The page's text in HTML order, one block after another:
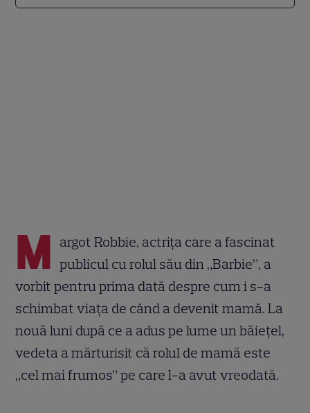
M argot Robbie, actrița care a fascinat
publicul cu rolul său din „Barbie”, a
vorbit pentru prima dată despre cum i s-a
schimbat viața de când a devenit mamă. La
nouă luni după ce a adus pe lume un băiețel,
vedeta a mărturisit că rolul de mamă este
„cel mai frumos” pe care l-a avut vreodată.